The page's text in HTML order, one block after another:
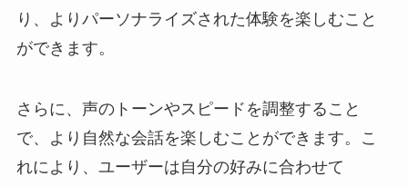
り、よりパーソナライズされた体験を楽しむこと
ができます。
さらに、声のトーンやスピードを調整すること
で、より自然な会話を楽しむことができます。こ
れにより、ユーザーは自分の好みに合わせて